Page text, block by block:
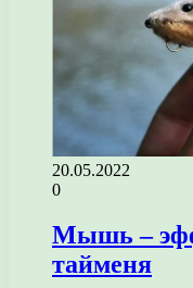
20.05.2022
0
Мышь –
тайменя